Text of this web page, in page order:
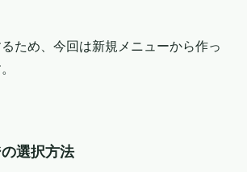
ため、今回は新規メニューから作っ
選択方法